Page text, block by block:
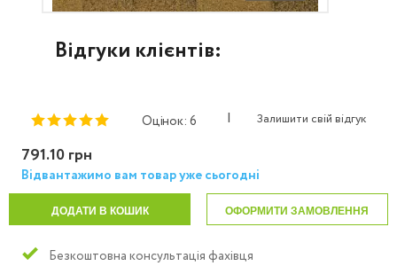
Відгуки клієнтів:
Оцінок: 6 | Залишити свій відгук
791.10 грн
Відвантажимо вам товар уже сьогодні
ДОДАТИ В КОШИК ОФОРМИТИ ЗАМОВЛЕННЯ
Безкоштовна консультація фахівця